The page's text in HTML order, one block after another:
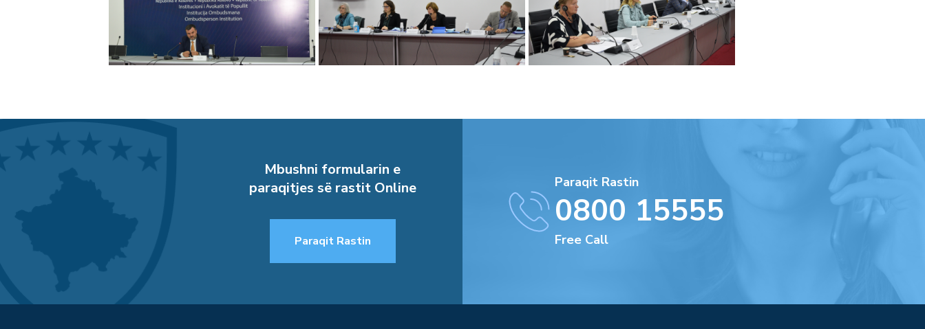
Mbushni formularin e
paraqitjes së rastit Online
Paraqit Rastin
Paraqit Rastin
0800 15555
Free Call